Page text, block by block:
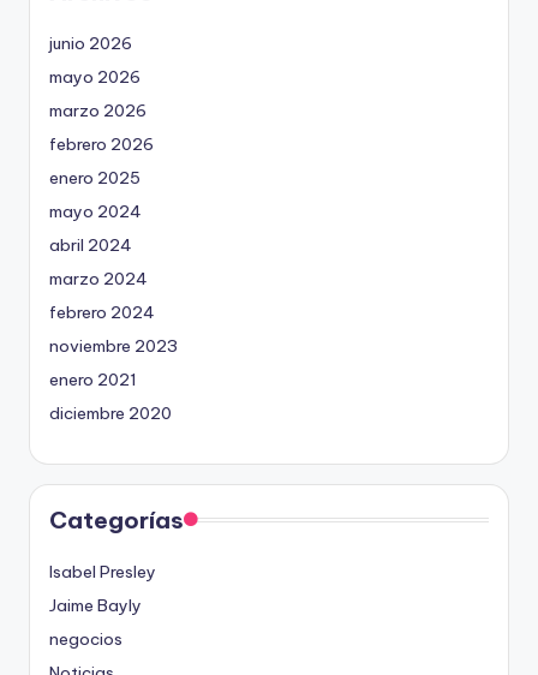
junio 2026
mayo 2026
marzo 2026
febrero 2026
enero 2025
mayo 2024
abril 2024
marzo 2024
febrero 2024
noviembre 2023
enero 2021
diciembre 2020
Categorías
Isabel Presley
Jaime Bayly
negocios